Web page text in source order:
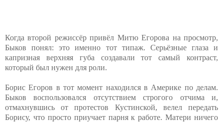
Когда второй режиссёр привёл Митю Егорова на просмотр,
Быков понял: это именно тот типаж. Серьёзные глаза и
капризная верхняя губа создавали тот самый контраст,
который был нужен для роли.
Борис Егоров в тот момент находился в Америке по делам.
Быков воспользовался отсутствием строгого отчима и,
отмахнувшись от протестов Кустинской, велел передать
Борису, что просто приучает парня к работе. Матери ничего